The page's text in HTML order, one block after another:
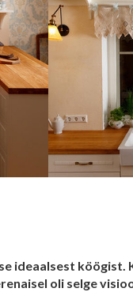
ideaalsest köögist.
oli selge